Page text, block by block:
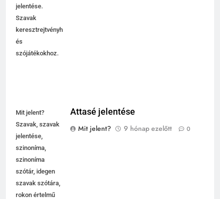
kifejezések
jelentése.
Szavak
keresztrejtvényhez
Mit jelent?
Szavak, szavak
jelentése,
szinoníma,
szinoníma
szótár, idegen
szavak szótára,